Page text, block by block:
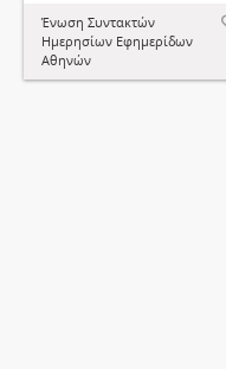
Ένωση Συντακτών
Ημερησίων Εφημερίδων
Αθηνών